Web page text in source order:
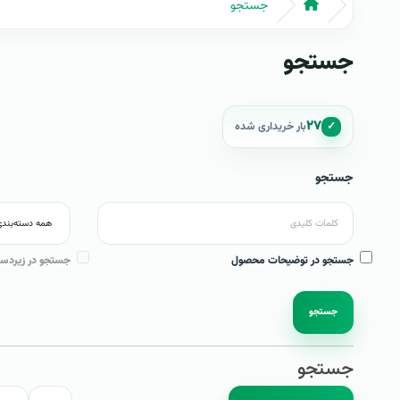
جستجو
جستجو
✓ ۲۷بار خریداری شده
جستجو
جستجو در توضیحات محصول جستجو در
جستجو
جستجو